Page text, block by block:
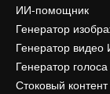
ИИ-помощник
Генератор
Генератор видео
Генератор
Стоковый контент